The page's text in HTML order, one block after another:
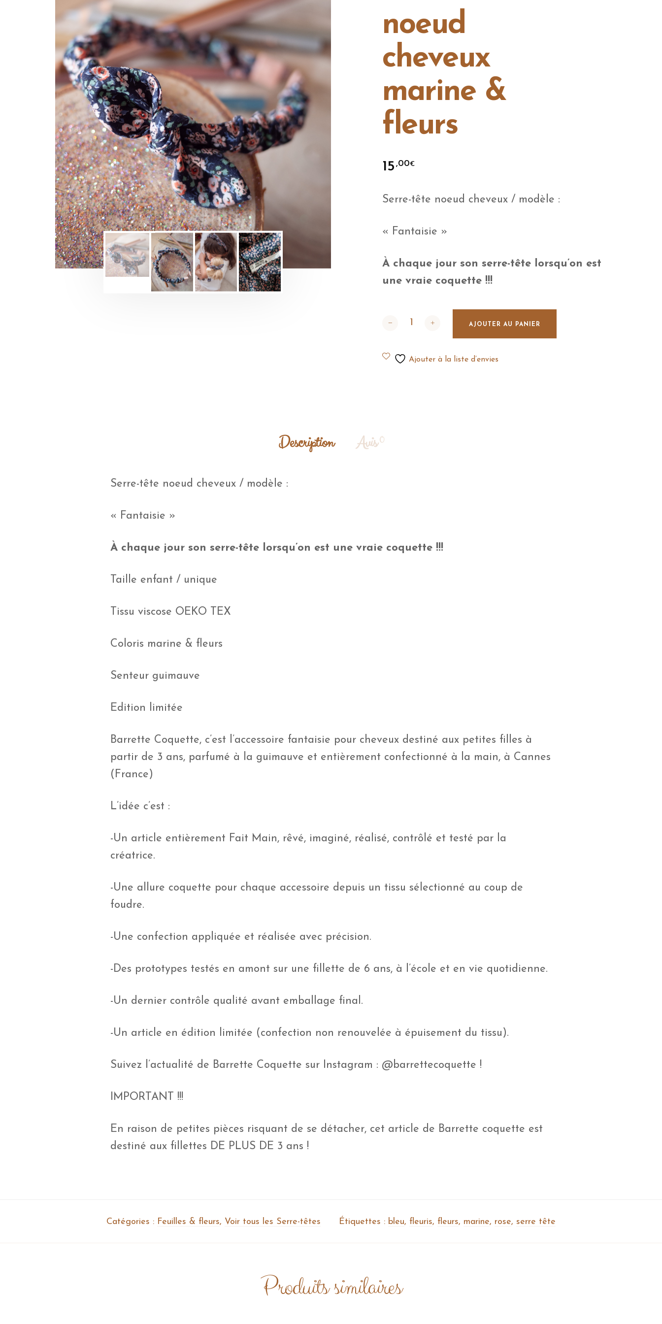
noeud
cheveux
marine &
fleurs
15 ,00€
Serre-tête noeud cheveux / modèle :
« Fantaisie »
À chaque jour son serre-tête lorsqu’on est
une vraie coquette !!!
quantité de « Fantaisie » Serre-tête noeud cheveux marine & fleurs
AJOUTER AU PANIER
Ajouter à la liste d’envies
Description Avis 0
Serre-tête noeud cheveux / modèle :
« Fantaisie »
À chaque jour son serre-tête lorsqu’on est une vraie coquette !!!
Taille enfant / unique
Tissu viscose OEKO TEX
Coloris marine & fleurs
Senteur guimauve
Edition limitée
Barrette Coquette, c’est l’accessoire fantaisie pour cheveux destiné aux petites filles à
partir de 3 ans, parfumé à la guimauve et entièrement confectionné à la main, à Cannes
(France)
L’idée c’est :
-Un article entièrement Fait Main, rêvé, imaginé, réalisé, contrôlé et testé par la
créatrice.
-Une allure coquette pour chaque accessoire depuis un tissu sélectionné au coup de
foudre.
-Une confection appliquée et réalisée avec précision.
-Des prototypes testés en amont sur une fillette de 6 ans, à l’école et en vie quotidienne.
-Un dernier contrôle qualité avant emballage final.
-Un article en édition limitée (confection non renouvelée à épuisement du tissu).
Suivez l’actualité de Barrette Coquette sur Instagram : @barrettecoquette !
IMPORTANT !!!
En raison de petites pièces risquant de se détacher, cet article de Barrette coquette est
destiné aux fillettes DE PLUS DE 3 ans !
Catégories : Feuilles & fleurs, Voir tous les Serre-têtes Étiquettes : bleu, fleuris, fleurs, marine, rose, serre tête
Produits similaires